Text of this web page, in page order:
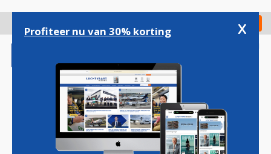
gaan
Check in
Magazine Podcasts Vacatures
Profiteer nu van 30% korting x